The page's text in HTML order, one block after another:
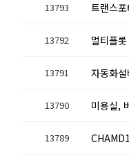
13793 트랜스
13792 멀티플
13791 자동화
13790 미용실,
13789